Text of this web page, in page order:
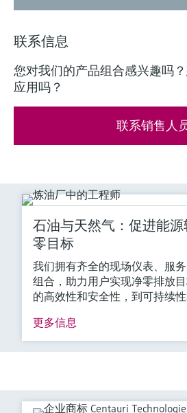
联系信息
您对我们的产品组合感兴趣吗
应用吗？
联系销售人
石油与天然气：促进能
零目标
我们拥有齐全的现场仪表、服
组合，助力用户实现净零排放
的高效性和安全性，到可持续性
更多信息